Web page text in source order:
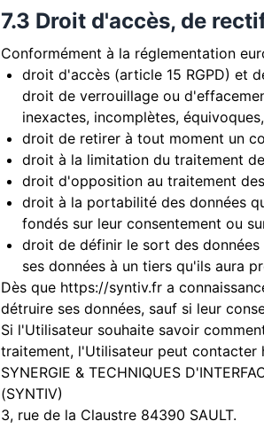
7.3 Droit d'accès, de
Conformément à la réglementation
droit d'accès (article 15 RGPD) et
droit de verrouillage ou
inexactes, incomplètes,
droit de retirer à tout moment un
droit à la limitation du traitement
droit d'opposition au traitement
droit à la portabilité des données
fondés sur leur consentement ou
droit de définir le sort des
ses données à un tiers qu'ils aura
Dès que https://syntiv.fr a
détruire ses données, sauf si leur
Si l'Utilisateur souhaite savoir
traitement, l'Utilisateur peut contacter
SYNERGIE & TECHNIQUES
(SYNTIV)
3, rue de la Claustre 84390 SAULT.